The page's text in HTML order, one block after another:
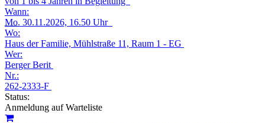
Wann:
Mo. 30.11.2026, 16.50 Uhr
Wo:
Haus der Familie, Mühlstraße 11, Raum 1 - EG
Wer:
Berger Berit
Nr.:
262-2333-F
Status:
Anmeldung auf Warteliste